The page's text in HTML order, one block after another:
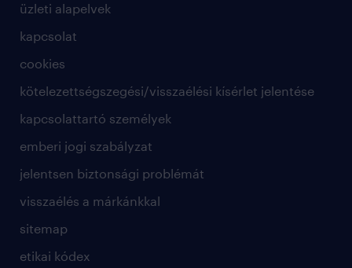
üzleti alapelvek
kapcsolat
cookies
kötelezettségszegési/visszaélési kísérlet jelentése
kapcsolattartó személyek
emberi jogi szabályzat
jelentsen biztonsági problémát
visszaélés a márkánkkal
sitemap
etikai kódex